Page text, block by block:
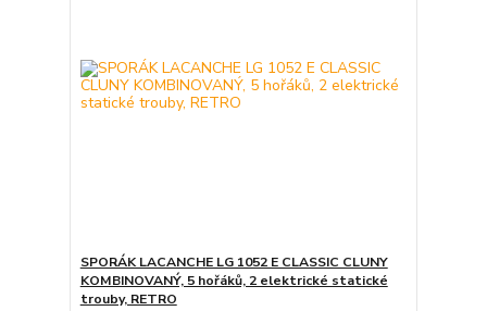
SPORÁK LACANCHE LG 1052 E CLASSIC CLUNY
KOMBINOVANÝ, 5 hořáků, 2 elektrické statické
trouby, RETRO